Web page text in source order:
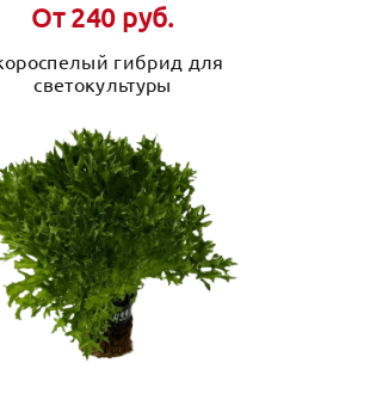
От 240 руб.
гибрид для
светокультуры